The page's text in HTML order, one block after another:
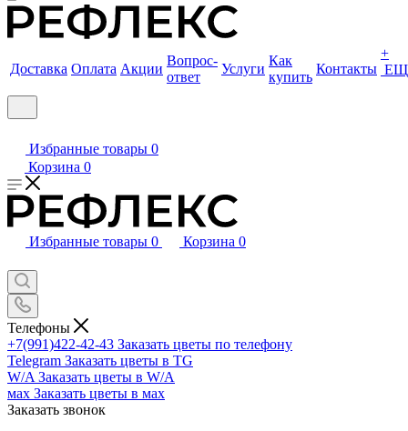
Доставка Оплата Акции
Вопрос-
ответ
Услуги
Как
купить
Контакты
+
Избранные товары 0
Корзина 0
Избранные товары 0 Корзина 0
Телефоны
+7(991)422-42-43 Заказать цветы по телефону
Telegram Заказать цветы в TG
W/A Заказать цветы в W/A
мах Заказать цветы в мах
Заказать звонок